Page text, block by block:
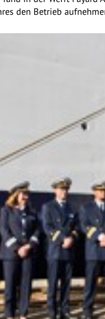
den Betrieb